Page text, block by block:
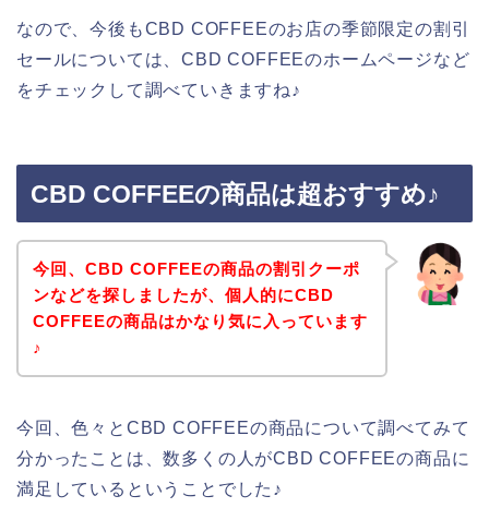
なので、今後もCBD COFFEEのお店の季節限定の割引
セールについては、CBD COFFEEのホームページなど
をチェックして調べていきますね♪
CBD COFFEEの商品は超おすすめ♪
今回、CBD COFFEEの商品の割引クーポ
ンなどを探しましたが、個人的にCBD
COFFEEの商品はかなり気に入っています
♪
今回、色々とCBD COFFEEの商品について調べてみて
分かったことは、数多くの人がCBD COFFEEの商品に
満足しているということでした♪